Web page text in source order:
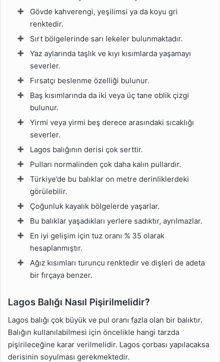
Gövde kahverengi, yeşilimsi ya da koyu gri
renktedir.
Sırt bölgelerinde sarı lekeler bulunmaktadır.
Yaz aylarında taşlık ve kıyı kısımlarda yaşamayı
severler.
Fırsatçı beslenme özelliği bulunur.
Baş kısımlarında da iki veya üç tane oblik çizgi
bulunur.
Yirmi veya yirmi beş derece arasındaki sıcaklığı
severler.
Lagos balığının derisi çok serttir.
Pulları normalinden çok daha kalın pullardır.
Türkiye’de bu balıklar on metre derinliklerdeki
görülebilir.
Çoğunluk kayalık bölgelerde yaşarlar.
Bu balıklar yaşadıkları yerlere sadıktır, ayrılmazlar.
En iyi gelişim için tuz oranı % 35 olarak
hesaplanmıştır.
Ağız kısımları turuncu renktedir ve dişleri de adeta
bir fırçaya benzer.
Lagos Balığı Nasıl Pişirilmelidir?
Lagos balığı çok büyük ve pul oranı fazla olan bir balıktır.
Balığın kullanılabilmesi için öncelikle hangi tarzda
pişirileceğine karar verilmelidir. Lagos çorbası yapılacaksa
derisinin soyulması gerekmektedir.